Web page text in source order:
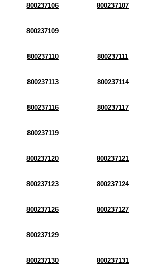
800237106 800237107
800237109
800237110 800237111
800237113 800237114
800237116 800237117
800237119
800237120 800237121
800237123 800237124
800237126 800237127
800237129
800237130 800237131